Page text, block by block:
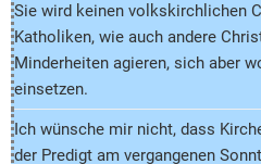
Sie wird keinen volkskirchlichen
Katholiken, wie auch andere
Minderheiten agieren, sich aber
einsetzen.
Ich wünsche mir nicht, dass
der Predigt am vergangenen